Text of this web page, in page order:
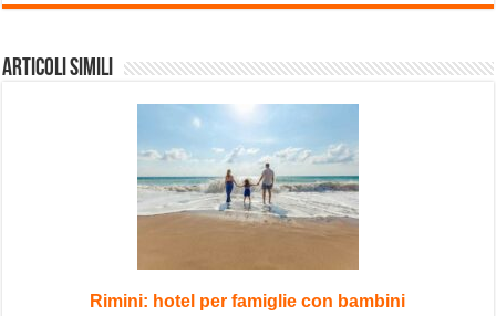
Articoli Simili
Rimini: hotel per famiglie con bambini